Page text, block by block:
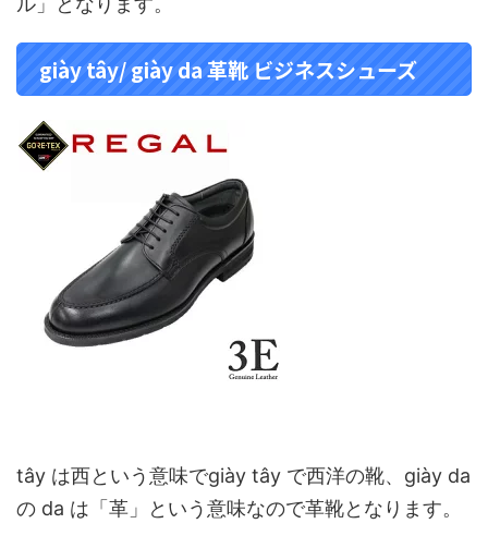
giày tây/ giày da 革靴 ビジネスシューズ
tây は西という意味でgiày tây で西洋の靴、giày da
の da は「革」という意味なので革靴となります。